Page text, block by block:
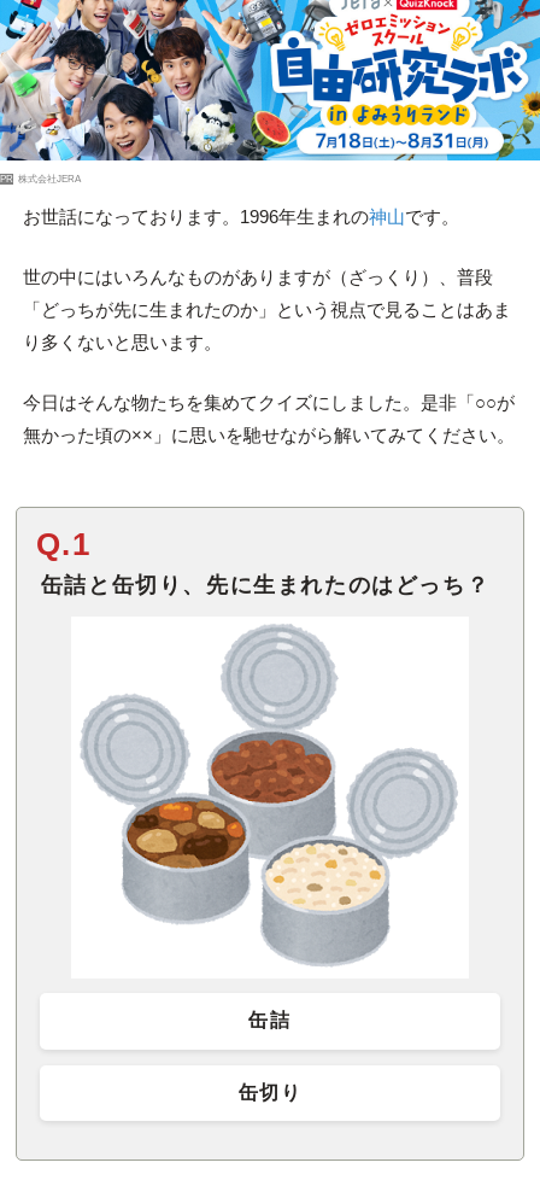
PR 株式会社JERA
お世話になっております。1996年生まれの神山です。
世の中にはいろんなものがありますが（ざっくり）、普段
「どっちが先に生まれたのか」という視点で見ることはあま
り多くないと思います。
今日はそんな物たちを集めてクイズにしました。是非「○○が
無かった頃の××」に思いを馳せながら解いてみてください。
Q.1
缶詰と缶切り、先に生まれたのはどっち？
缶詰
缶切り